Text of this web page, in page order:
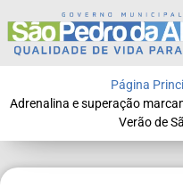
Página
Adrenalina e superação
Verão de